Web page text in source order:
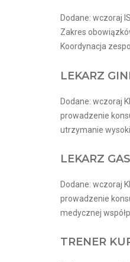
Dodane: wczoraj
Zakres
Koordynacja
LEKARZ
Dodane: wczoraj
prowadzenie
utrzymanie
LEKARZ
Dodane: wczoraj
prowadzenie
medycznej
TRENER